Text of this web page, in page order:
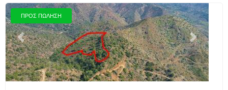
ΠΡΟΣ ΠΩΛΗΣΗ
Προηγούμενο Επόμενο